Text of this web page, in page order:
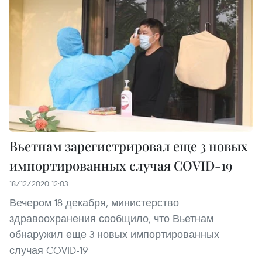
Вьетнам зарегистрировал еще 3 новых
импортированных случая COVID-19
18/12/2020 12:03
Вечером 18 декабря, министерство
здравоохранения сообщило, что Вьетнам
обнаружил еще 3 новых импортированных
случая COVID-19